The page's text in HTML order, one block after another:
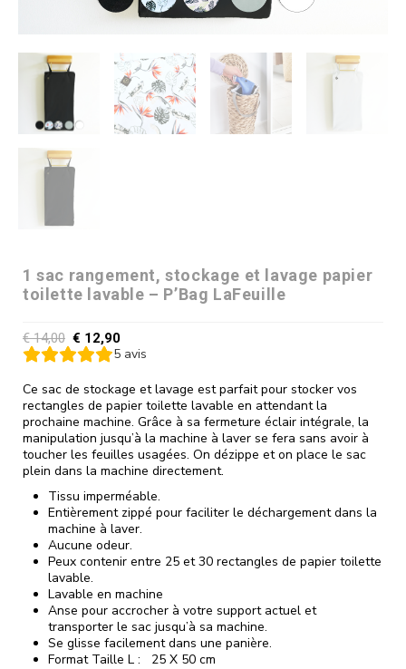
1 sac rangement, stockage et lavage papier
toilette lavable – P’Bag LaFeuille
€14,00 € 12,90
5 avis
Ce sac de stockage et lavage est parfait pour stocker vos
rectangles de papier toilette lavable en attendant la
prochaine machine. Grâce à sa fermeture éclair intégrale, la
manipulation jusqu’à la machine à laver se fera sans avoir à
toucher les feuilles usagées. On dézippe et on place le sac
plein dans la machine directement.
Tissu imperméable.
Entièrement zippé pour faciliter le déchargement dans la
machine à laver.
Aucune odeur.
Peux contenir entre 25 et 30 rectangles de papier toilette
lavable.
Lavable en machine
Anse pour accrocher à votre support actuel et
transporter le sac jusqu’à sa machine.
Se glisse facilement dans une panière.
Format Taille L : 25 X 50 cm